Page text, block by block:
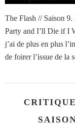
The Flash // Saison
Party and I’ll Die if I
j’ai de plus en plus
de foirer l’issue de la